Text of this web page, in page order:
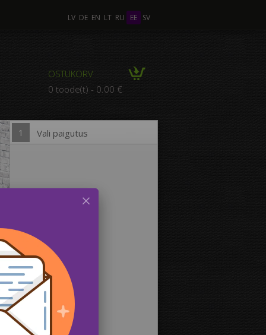
LV DE EN LT RU EE SV
OSTUKORV
0 toode(t) - 0.00 €
1 Vali paigutus
mitmest